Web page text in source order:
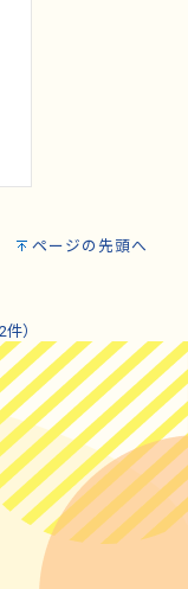
ページの先頭へ
）